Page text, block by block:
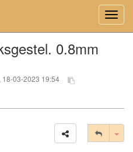
0.8mm
18-03-2023 19:54